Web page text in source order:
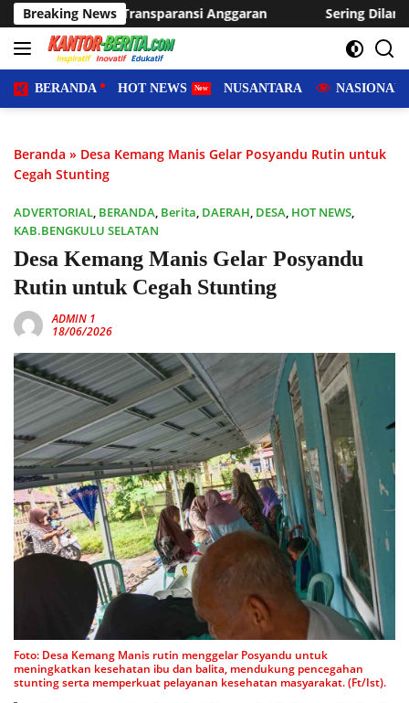
Langsung
ke
konten
Breaking News
Anggaran Sering Dilanda Genangan, Desa
BERANDA HOT NEWS NUSANTARA NASIONAL
Beranda » Desa Kemang Manis Gelar Posyandu Rutin untuk
Cegah Stunting
ADVERTORIAL, BERANDA, Berita, DAERAH, DESA, HOT NEWS,
KAB.BENGKULU SELATAN
Desa Kemang Manis Gelar Posyandu
Rutin untuk Cegah Stunting
ADMIN 1
18/06/2026
Foto: Desa Kemang Manis rutin menggelar Posyandu untuk
meningkatkan kesehatan ibu dan balita, mendukung pencegahan
stunting serta memperkuat pelayanan kesehatan masyarakat. (Ft/Ist).